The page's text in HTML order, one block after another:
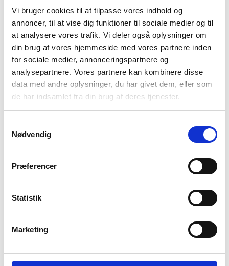
Vi bruger cookies til at tilpasse vores indhold og
annoncer, til at vise dig funktioner til sociale medier og til
at analysere vores trafik. Vi deler også oplysninger om
din brug af vores hjemmeside med vores partnere inden
for sociale medier, annonceringspartnere og
analysepartnere. Vores partnere kan kombinere disse
data med andre oplysninger, du har givet dem, eller som
de har indsamlet fra din brug af deres tjenester.
Nødvendig
Præferencer
Statistik
Marketing
BESKRIVELSE
YDERLIGERE INFORMATION
BRAND
FAQ
Når man backpacker kommer man ofte forbi lande og
områder, hvor der ikke er rent drikkevand. Lifestraw GO 2.0 2-
op fra et vandhul og på få sekunder, kan du slukke tørsten
med rent drikkevand ved hjælpe af Lifestraw GO 2-stage.
Lifestraw GO 2-stage er en vandflaske med indbygget
vandfilter, som effektivt fjerner 99,9% af alle vandbårne
syg eller mangle drikkevand på dine rejser ude i verden. Filteret
formår at rense op til 4000 liter vand i sin levetid og
op til 100 liter vand. Den er ideel at have med på vandreturen,
rygsækrejsen og i andre situationer, hvor du har brug for rent
urent vand fra vandløbet til vand, du trygt kan drikke.